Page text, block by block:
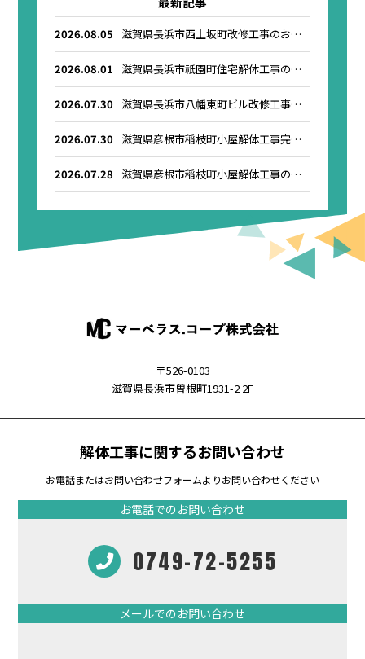
2026.08.05
滋賀県長浜市西上坂町改修工事のお知
らせ
2026.08.01
滋賀県長浜市祇園町住宅解体工事のお
知らせ
2026.07.30
滋賀県長浜市八幡東町ビル改修工事の
お知らせ
2026.07.30
滋賀県彦根市稲枝町小屋解体工事完了
のお知らせ
2026.07.28
滋賀県彦根市稲枝町小屋解体工事のお
知らせ
〒526-0103
滋賀県長浜市曽根町1931-2 2F
解体工事に関するお問い合わせ
お電話またはお問い合わせフォームよりお問い合わせください
お電話でのお問い合わせ
0749-72-5255
メールでのお問い合わせ